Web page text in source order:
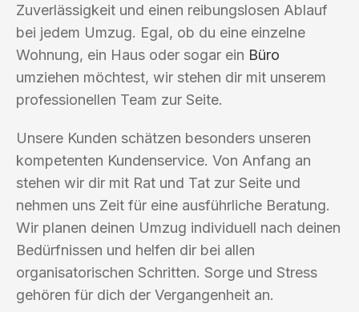
Zuverlässigkeit und einen reibungslosen Ablauf
bei jedem Umzug. Egal, ob du eine einzelne
Wohnung, ein Haus oder sogar ein Büro
umziehen möchtest, wir stehen dir mit unserem
professionellen Team zur Seite.
Unsere Kunden schätzen besonders unseren
kompetenten Kundenservice. Von Anfang an
stehen wir dir mit Rat und Tat zur Seite und
nehmen uns Zeit für eine ausführliche Beratung.
Wir planen deinen Umzug individuell nach deinen
Bedürfnissen und helfen dir bei allen
organisatorischen Schritten. Sorge und Stress
gehören für dich der Vergangenheit an.